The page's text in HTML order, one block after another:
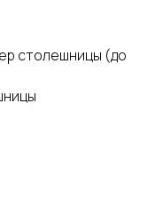
столешницы (до